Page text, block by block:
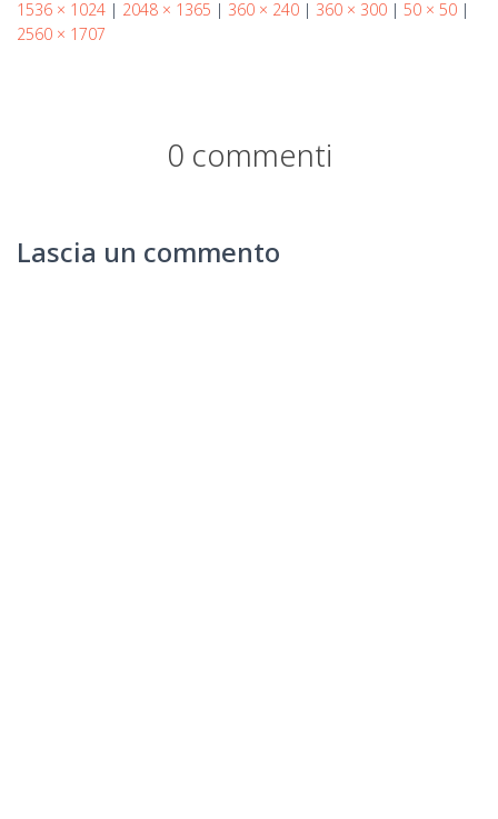
1536 × 1024 | 2048 × 1365 | 360 × 240 | 360 × 300 | 50 × 50 |
2560 × 1707
0 commenti
Lascia un commento